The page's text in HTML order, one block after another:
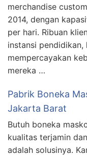
merchandise
2014, dengan
per hari. Ribuan
instansi
mempercayakan
mereka …
Pabrik Boneka
Jakarta Barat
Butuh boneka
kualitas terjamin
adalah solusinya.